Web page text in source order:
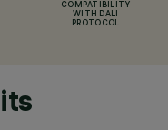
COMPATIBILITY
WITH DALI
PROTOCOL